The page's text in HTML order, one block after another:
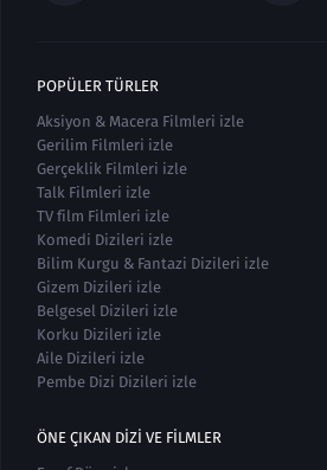
POPÜLER TÜRLER
Aksiyon & Macera Filmleri izle
Gerilim Filmleri izle
Gerçeklik Filmleri izle
Talk Filmleri izle
TV film Filmleri izle
Komedi Dizileri izle
Bilim Kurgu & Fantazi Dizileri izle
Gizem Dizileri izle
Belgesel Dizileri izle
Korku Dizileri izle
Aile Dizileri izle
Pembe Dizi Dizileri izle
ÖNE ÇIKAN DIZI VE FILMLER